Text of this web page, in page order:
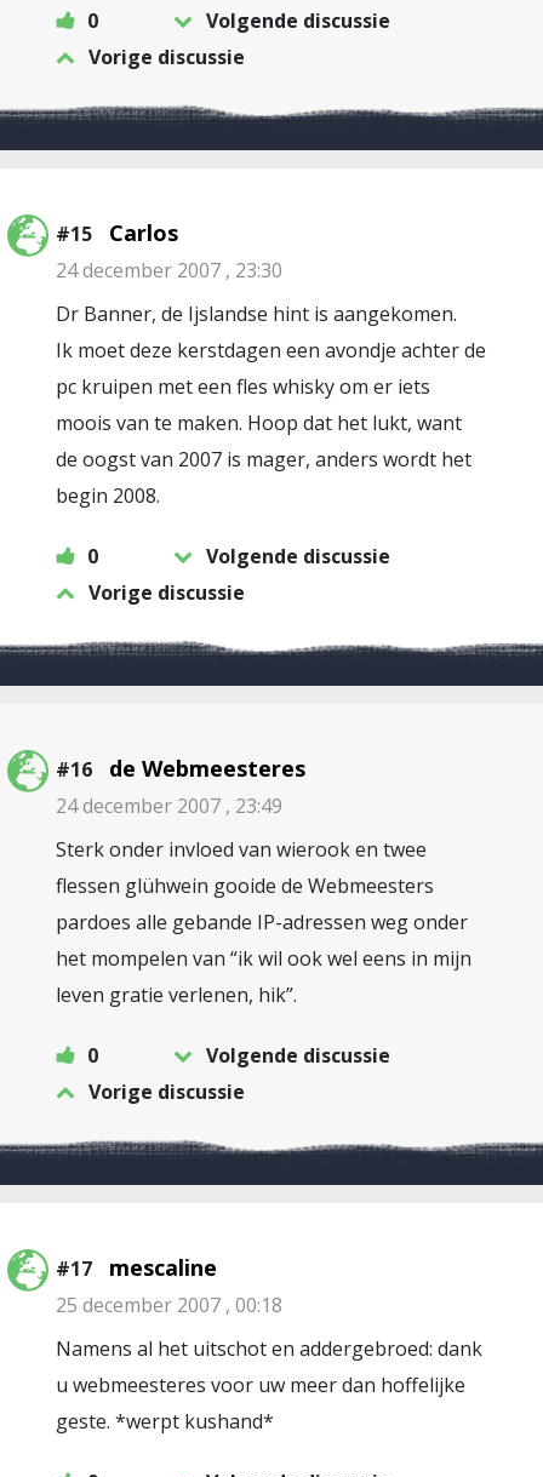
0
Volgende discussie
Vorige discussie
#15 Carlos
24 december 2007 , 23:30
Dr Banner, de Ijslandse hint is aangekomen.
Ik moet deze kerstdagen een avondje achter de
pc kruipen met een fles whisky om er iets
moois van te maken. Hoop dat het lukt, want
de oogst van 2007 is mager, anders wordt het
begin 2008.
0
Volgende discussie
Vorige discussie
#16 de Webmeesteres
24 december 2007 , 23:49
Sterk onder invloed van wierook en twee
flessen glühwein gooide de Webmeesters
pardoes alle gebande IP-adressen weg onder
het mompelen van “ik wil ook wel eens in mijn
leven gratie verlenen, hik”.
0
Volgende discussie
Vorige discussie
#17 mescaline
25 december 2007 , 00:18
Namens al het uitschot en addergebroed: dank
u webmeesteres voor uw meer dan hoffelijke
geste. *werpt kushand*